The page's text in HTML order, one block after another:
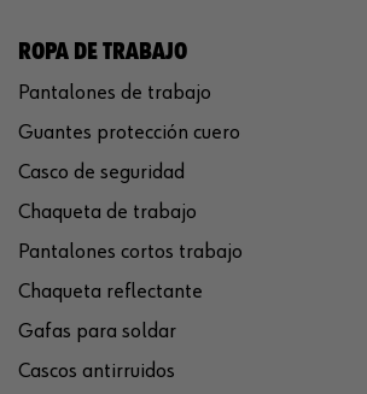
ROPA DE TRABAJO
Pantalones de trabajo
Guantes protección cuero
Casco de seguridad
Chaqueta de trabajo
Pantalones cortos trabajo
Chaqueta reflectante
Gafas para soldar
Cascos antirruidos